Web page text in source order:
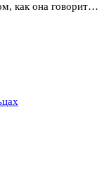
как она говорит…